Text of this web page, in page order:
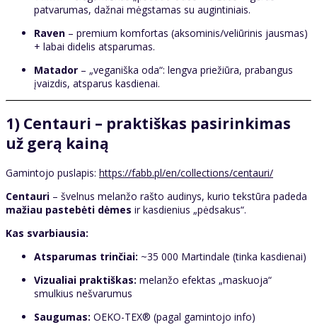
patvarumas, dažnai mėgstamas su augintiniais.
Raven – premium komfortas (aksominis/veliūrinis jausmas)
+ labai didelis atsparumas.
Matador – „veganiška oda“: lengva priežiūra, prabangus
įvaizdis, atsparus kasdienai.
1) Centauri – praktiškas pasirinkimas
už gerą kainą
Gamintojo puslapis: https://fabb.pl/en/collections/centauri/
Centauri – švelnus melanžo rašto audinys, kurio tekstūra padeda
mažiau pastebėti dėmes ir kasdienius „pėdsakus“.
Kas svarbiausia:
Atsparumas trinčiai: ~35 000 Martindale (tinka kasdienai)
Vizualiai praktiškas: melanžo efektas „maskuoja“
smulkius nešvarumus
Saugumas: OEKO-TEX® (pagal gamintojo info)